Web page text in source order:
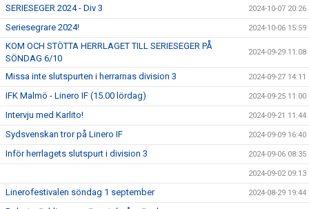
SERIESEGER 2024 - Div 3 2024-10-07 20:26
Seriesegrare 2024! 2024-10-06 15:59
KOM OCH STÖTTA HERRLAGET TILL SERIESEGER PÅ
SÖNDAG 6/10
2024-09-29 11:08
Missa inte slutspurten i herrarnas division 3 2024-09-27 14:11
IFK Malmö - Linero IF (15.00 lördag) 2024-09-25 11:00
Intervju med Karlito! 2024-09-21 11:44
Sydsvenskan tror på Linero IF 2024-09-09 16:40
Inför herrlagets slutspurt i division 3 2024-09-06 08:35
2024-09-02 09:13
Linerofestivalen söndag 1 september 2024-08-29 19:44